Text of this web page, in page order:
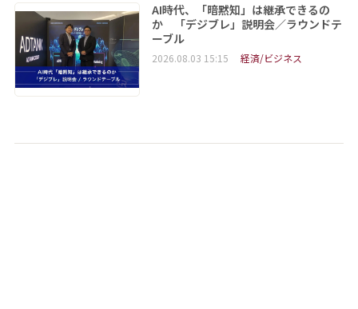
AI時代、「暗黙知」は継承できるの
か 「デジブレ」説明会／ラウンドテ
ーブル
2026.08.03 15:15 経済/ビジネス